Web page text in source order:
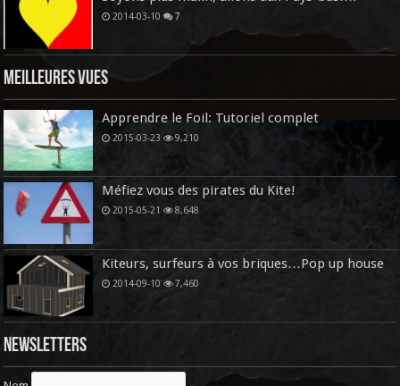
2014-03-10 7
Meilleures vues
Apprendre le Foil: Tutoriel complet
2015-03-23 9,210
Méfiez vous des pirates du Kite!
2015-05-21 8,648
Kiteurs, surfeurs à vos briques…Pop up house
2014-09-10 7,460
Newsletters